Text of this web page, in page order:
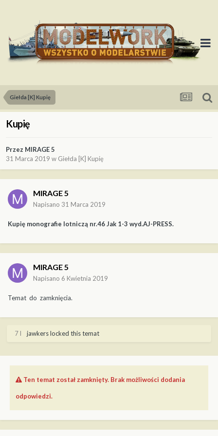
Giełda [K] Kupię
Kupię
Przez MIRAGE 5
31 Marca 2019 w Giełda [K] Kupię
MIRAGE 5
Napisano 31 Marca 2019
Kupię monografie lotniczą nr.46 Jak 1-3 wyd.AJ-PRESS.
MIRAGE 5
Napisano 6 Kwietnia 2019
Temat do zamknięcia.
7 l jawkerslocked this temat
Ten temat został zamknięty. Brak możliwości dodania
odpowiedzi.